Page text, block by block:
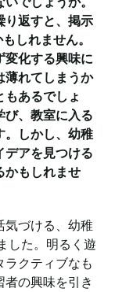
り返すと、掲示
しれません。
変化する興味に
薄れてしまうか
もあるでしょ
び、教室に入る
。しかし、幼稚
デアを見つける
かもしれませ
気づける、幼稚
した。明るく遊
ラクティブなも
の興味を引き